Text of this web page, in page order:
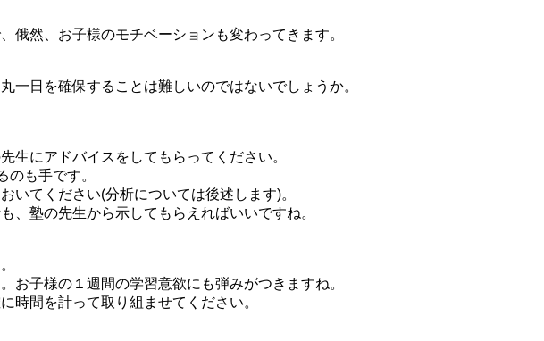
然、お子様のモチベーションも変わってきます。
一日を確保することは難しいのではないでしょうか。
生にアドバイスをしてもらってください。
も手です。
いてください(分析については後述します)。
、塾の先生から示してもらえればいいですね。
子様の１週間の学習意欲にも弾みがつきますね。
時間を計って取り組ませてください。